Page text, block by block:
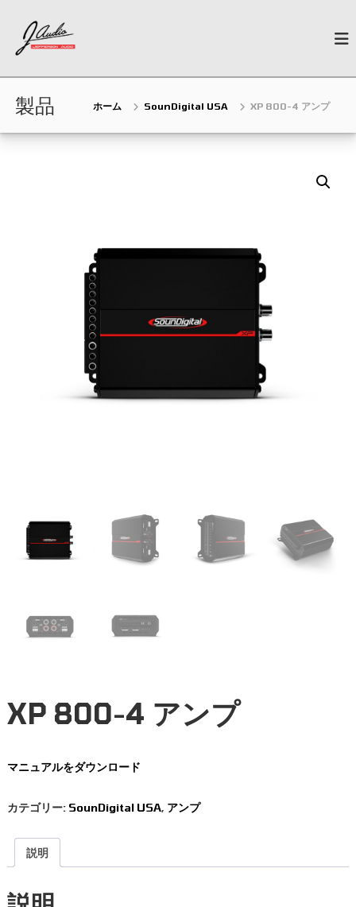
ツ
ッ
u
d
o
e
e
a
A
u
d
i
o
製品 ホーム SounDigital USA XP 800-4 アンプ
XP 800-4 アンプ
マニュアルをダウンロード
カテゴリー: SounDigital USA, アンプ
説明